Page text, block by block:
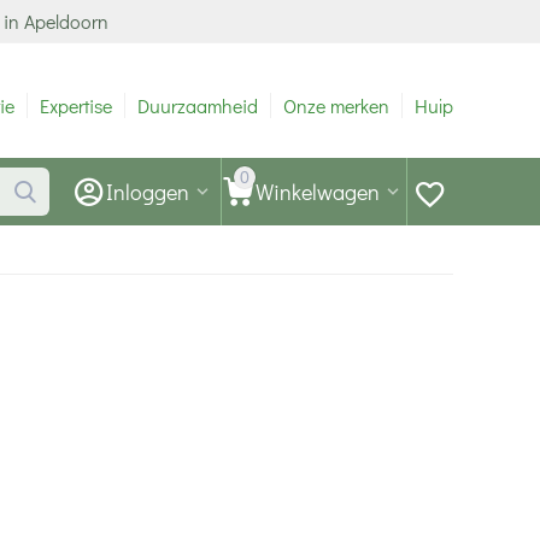
Apeldoorn
Expertise Duurzaamheid Onze merken Hulp
0 Winkelwagen
Inloggen